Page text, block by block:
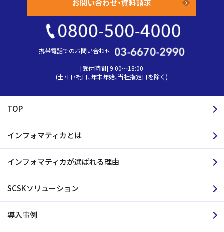
お問い合わせ・資料請求
携帯電話でのお問い合わせ
[受付時間] 9:00〜18:00
(土・日・祝日、年末年始、当社指定日を除く)
TOP
インフォマティカとは
インフォマティカが選ばれる理由
SCSKソリューション
導入事例